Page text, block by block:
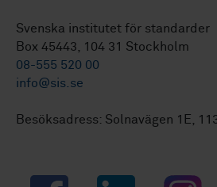
Svenska institutet för standarder
Box 45443, 104 31 Stockholm
08-555 520 00
info@sis.se
Besöksadress: Solnavägen 1E,
Facebook LinkedIn Instagram